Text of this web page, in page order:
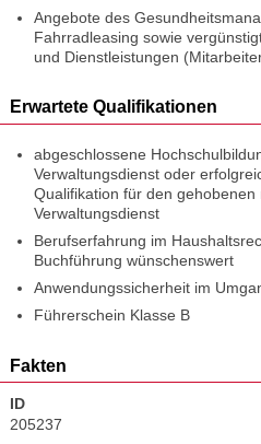
Angebote des
Fahrradleasing sowie
und Dienstleistungen
Erwartete Qualifikationen
abgeschlossene
Verwaltungsdienst oder
Qualifikation für den gehobenen
Verwaltungsdienst
Berufserfahrung im
Buchführung wünschenswert
Anwendungssicherheit im
Führerschein Klasse B
Fakten
ID
205237